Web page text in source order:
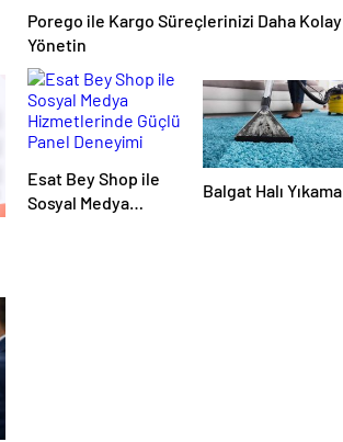
Porego ile Kargo Süreçlerinizi Daha Kolay
Yönetin
Esat Bey Shop ile
Sosyal Medya
Balgat Halı Yıkama